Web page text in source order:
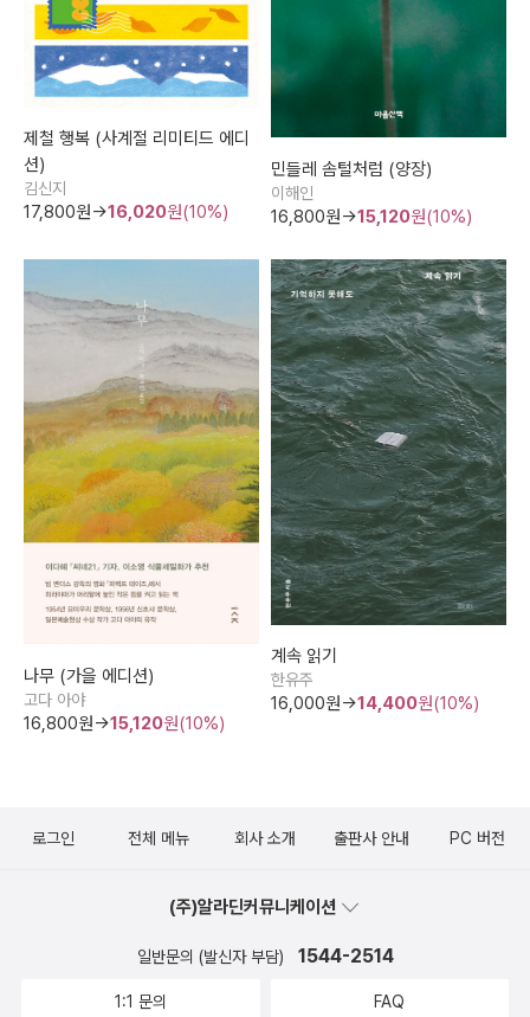
제철 행복 (사계절 리미티드 에디
션)
김신지
17,800원→16,020원(10%)
민들레 솜털처럼 (양장)
이해인
16,800원→15,120원(10%)
나무 (가을 에디션)
고다 아야
16,800원→15,120원(10%)
계속 읽기
한유주
16,000원→14,400원(10%)
로그인 전체 메뉴 회사 소개 출판사 안내 PC 버전
(주)알라딘커뮤니케이션
일반문의 (발신자 부담) 1544-2514
1:1 문의 FAQ